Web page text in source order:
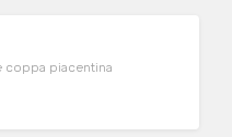
coppa piacentina